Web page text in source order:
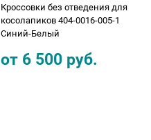
Кроссовки без отведения для
косолапиков 404-0016-005-1
Синий-Белый
от 6 500 руб.